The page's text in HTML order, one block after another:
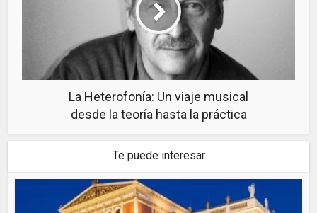
La Heterofonía: Un viaje musical
desde la teoría hasta la práctica
Te puede interesar